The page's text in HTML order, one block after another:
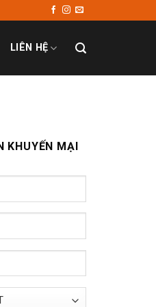
LIÊN HỆ
KHUYẾN MẠI